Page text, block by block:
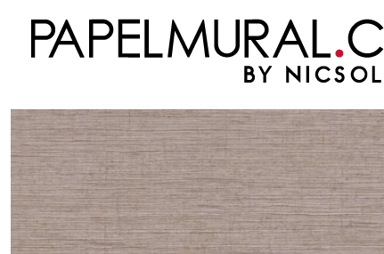
Inicio PAPEL MURAL NUEVAS COLECCIONES METROPOLITAN STORIES 2